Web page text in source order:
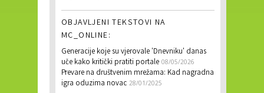
OBJAVLJENI TEKSTOVI NA
MC_ONLINE:
Generacije koje su vjerovale 'Dnevniku' danas
uče kako kritički pratiti portale 08/05/2026
Prevare na društvenim mrežama: Kad nagradna
igra oduzima novac 28/01/2025